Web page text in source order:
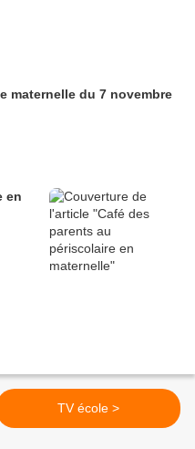
maternelle du 7 novembre
en
TV école >